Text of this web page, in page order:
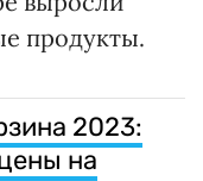
продукты.
2023:
на